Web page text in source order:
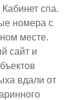
спа.
номера с
месте.
сайт и
вдали от